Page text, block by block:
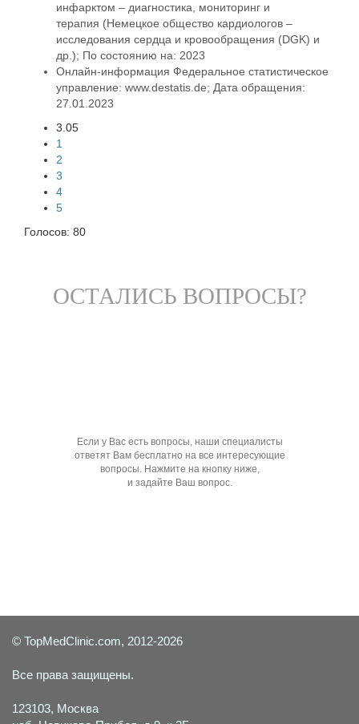
инфарктом – диагностика, мониторинг и
терапия (Немецкое общество кардиологов –
исследования сердца и кровообращения (DGK) и
др.); По состоянию на: 2023
Онлайн-информация Федеральное статистическое
управление: www.destatis.de; Дата обращения:
27.01.2023
3.05
1
2
3
4
5
Голосов: 80
ОСТАЛИСЬ ВОПРОСЫ?
Если у Вас есть вопросы, наши специалисты
ответят Вам бесплатно на все интересующие
вопросы. Нажмите на кнопку ниже,
и задайте Ваш вопрос.
© TopMedClinic.com, 2012-2026
Все права защищены.
123103, Москва